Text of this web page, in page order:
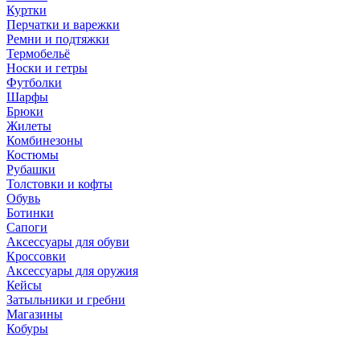
Куртки
Перчатки и варежки
Ремни и подтяжки
Термобельё
Носки и гетры
Футболки
Шарфы
Брюки
Жилеты
Комбинезоны
Костюмы
Рубашки
Толстовки и кофты
Обувь
Ботинки
Сапоги
Аксессуары для обуви
Кроссовки
Аксессуары для оружия
Кейсы
Затыльники и гребни
Магазины
Кобуры